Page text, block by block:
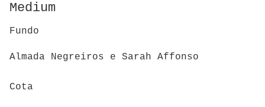
Medium
Fundo
Almada Negreiros e Sarah Affonso
Cota